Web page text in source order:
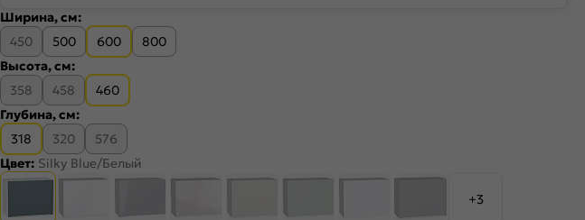
Ширина, см:
450
500 600
800
Высота, см:
358
458
460
Глубина, см:
318
320
576
Цвет: Silky Blue/Белый
+3